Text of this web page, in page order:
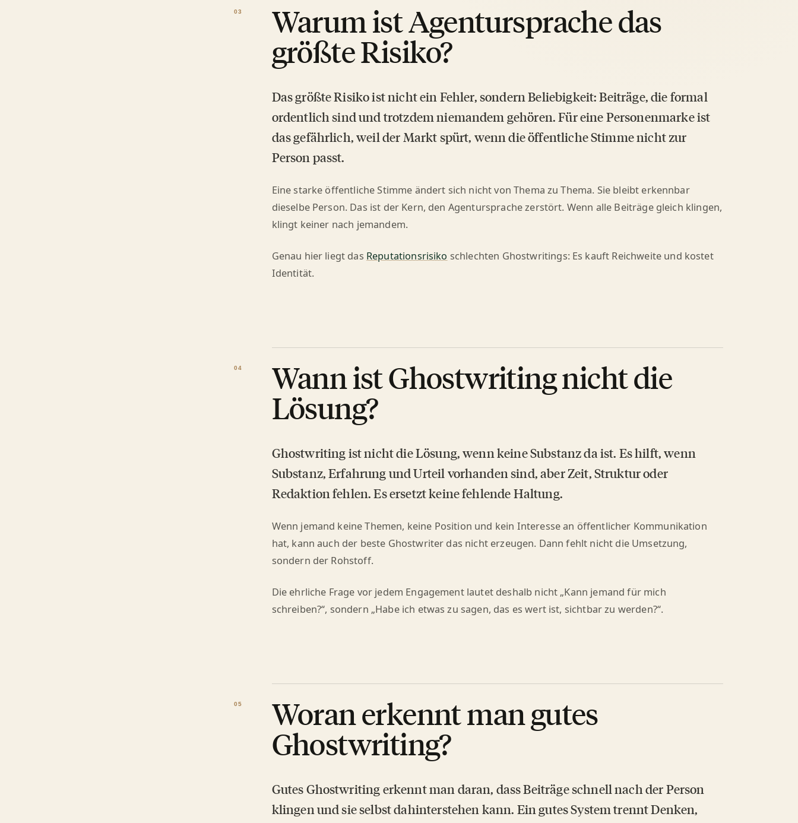
Warum ist Agentursprache das
größte Risiko?
Das größte Risiko ist nicht ein Fehler, sondern Beliebigkeit: Beiträge, die formal
ordentlich sind und trotzdem niemandem gehören. Für eine Personenmarke ist
das gefährlich, weil der Markt spürt, wenn die öffentliche Stimme nicht zur
Person passt.
Eine starke öffentliche Stimme ändert sich nicht von Thema zu Thema. Sie bleibt erkennbar
dieselbe Person. Das ist der Kern, den Agentursprache zerstört. Wenn alle Beiträge gleich klingen,
klingt keiner nach jemandem.
Genau hier liegt das Reputationsrisiko schlechten Ghostwritings: Es kauft Reichweite und kostet
Identität.
Wann ist Ghostwriting nicht die
Lösung?
Ghostwriting ist nicht die Lösung, wenn keine Substanz da ist. Es hilft, wenn
Substanz, Erfahrung und Urteil vorhanden sind, aber Zeit, Struktur oder
Redaktion fehlen. Es ersetzt keine fehlende Haltung.
Wenn jemand keine Themen, keine Position und kein Interesse an öffentlicher Kommunikation
hat, kann auch der beste Ghostwriter das nicht erzeugen. Dann fehlt nicht die Umsetzung,
sondern der Rohstoff.
Die ehrliche Frage vor jedem Engagement lautet deshalb nicht „Kann jemand für mich
schreiben?“, sondern „Habe ich etwas zu sagen, das es wert ist, sichtbar zu werden?“.
Woran erkennt man gutes
Ghostwriting?
Gutes Ghostwriting erkennt man daran, dass Beiträge schnell nach der Person
klingen und sie selbst dahinterstehen kann. Ein gutes System trennt Denken,